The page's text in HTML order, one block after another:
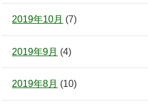
2019年10月 (7)
2019年9月 (4)
2019年8月 (10)